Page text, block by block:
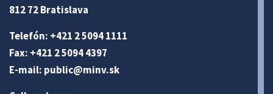
812 72 Bratislava
Telefón: +421 2 5094 1111
Fax: +421 2 5094 4397
E-mail: public@minv.sk